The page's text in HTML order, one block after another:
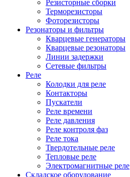
Резисторные сборки
Терморезисторы
Фоторезисторы
Резонаторы и фильтры
Кварцевые генераторы
Кварцевые резонаторы
Линии задержки
Сетевые фильтры
Реле
Колодки для реле
Контакторы
Пускатели
Реле времени
Реле давления
Реле контроля фаз
Реле тока
Твердотельные реле
Тепловые реле
Электромагнитные реле
Складское оборудование